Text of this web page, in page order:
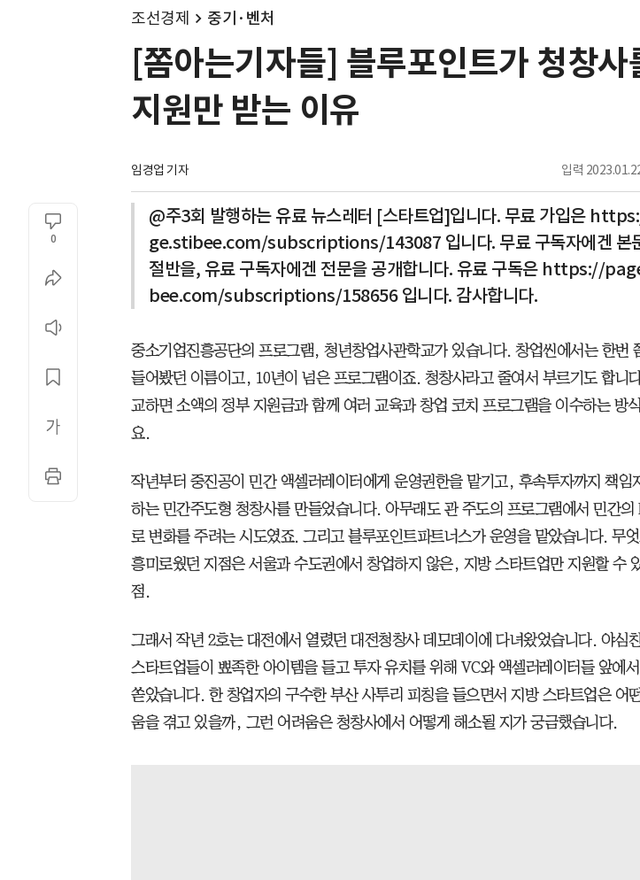
조선경제 중기·벤처
[쫌아는기자들] 블루포인트가 청창
지원만 받는 이유
임경업 기자 입력
0
@주3회 발행하는 유료 뉴스레터 [스타트업]입니다. 무료 가입은
ge.stibee.com/subscriptions/143087 입니다. 무료 구독자에겐 본
절반을, 유료 구독자에겐 전문을 공개합니다. 유료 구독은 https://
bee.com/subscriptions/158656 입니다. 감사합니다.
중소기업진흥공단의 프로그램, 청년창업사관학교가 있습니다. 창업씬에서는 한번
들어봤던 이름이고, 10년이 넘은 프로그램이죠. 청창사라고 줄여서 부르기도 합니
교하면 소액의 정부 지원금과 함께 여러 교육과 창업 코치 프로그램을 이수하는 방식
요.
작년부터 중진공이 민간 액셀러레이터에게 운영권한을 맡기고, 후속투자까지 책임
하는 민간주도형 청창사를 만들었습니다. 아무래도 관 주도의 프로그램에서 민간의
로 변화를 주려는 시도였죠. 그리고 블루포인트파트너스가 운영을 맡았습니다. 무
흥미로웠던 지점은 서울과 수도권에서 창업하지 않은, 지방 스타트업만 지원할 수
점.
그래서 작년 2호는 대전에서 열렸던 대전청창사 데모데이에 다녀왔었습니다. 야심
스타트업들이 뾰족한 아이템을 들고 투자 유치를 위해 VC와 액셀러레이터들 앞에
쏟았습니다. 한 창업자의 구수한 부산 사투리 피칭을 들으면서 지방 스타트업은 어
움을 겪고 있을까, 그런 어려움은 청창사에서 어떻게 해소될 지가 궁금했습니다.